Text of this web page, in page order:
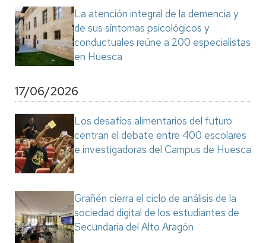
La atención integral de la demencia y
de sus síntomas psicológicos y
conductuales reúne a 200 especialistas
en Huesca
17/06/2026
Los desafíos alimentarios del futuro
centran el debate entre 400 escolares
e investigadoras del Campus de Huesca
Grañén cierra el ciclo de análisis de la
sociedad digital de los estudiantes de
Secundaria del Alto Aragón